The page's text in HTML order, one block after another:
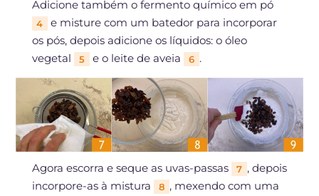
Adicione também o fermento químico em pó
4
e misture com um batedor para incorporar
os pós, depois adicione os líquidos: o óleo
vegetal
5 e o leite de aveia 6 .
Agora escorra e seque as uvas-passas 7 , depois
incorpore-as à mistura
8 , mexendo com uma